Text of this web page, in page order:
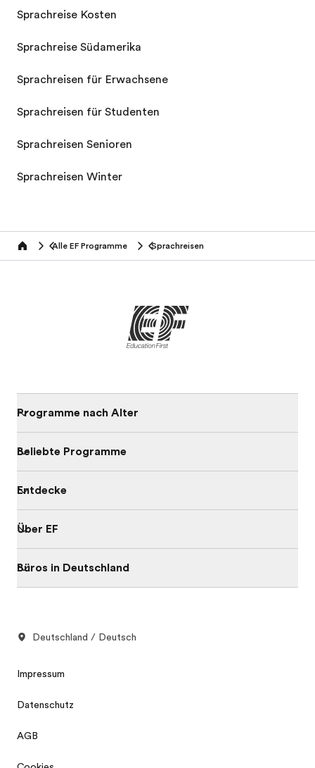
Sprachreise Kosten
Sprachreise Südamerika
Sprachreisen für Erwachsene
Sprachreisen für Studenten
Sprachreisen Senioren
Sprachreisen Winter
home Alle EF Programme Sprachreisen
Programme nach Alter
Beliebte Programme
Entdecke
Über EF
Büros in Deutschland
Deutschland / Deutsch
Impressum
Datenschutz
AGB